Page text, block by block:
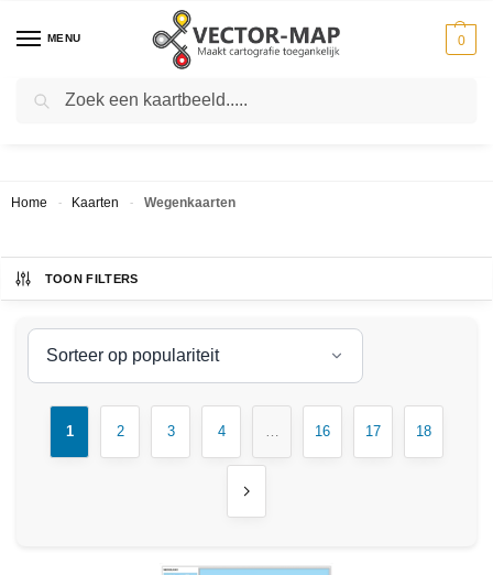
MENU 0
Home - Kaarten - Wegenkaarten
TOON FILTERS
1 2 3 4 … 16 17 18